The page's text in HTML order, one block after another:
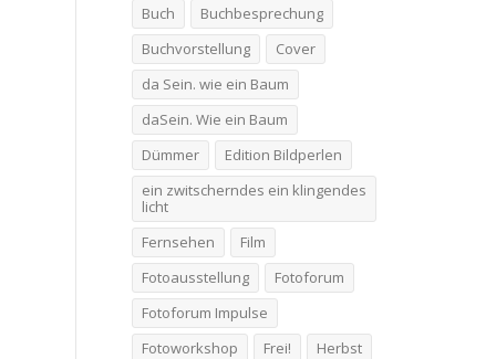
Buch
Buchbesprechung
Buchvorstellung
Cover
da Sein. wie ein Baum
daSein. Wie ein Baum
Dümmer
Edition Bildperlen
ein zwitscherndes ein klingendes
licht
Fernsehen
Film
Fotoausstellung
Fotoforum
Fotoforum Impulse
Fotoworkshop
Frei!
Herbst